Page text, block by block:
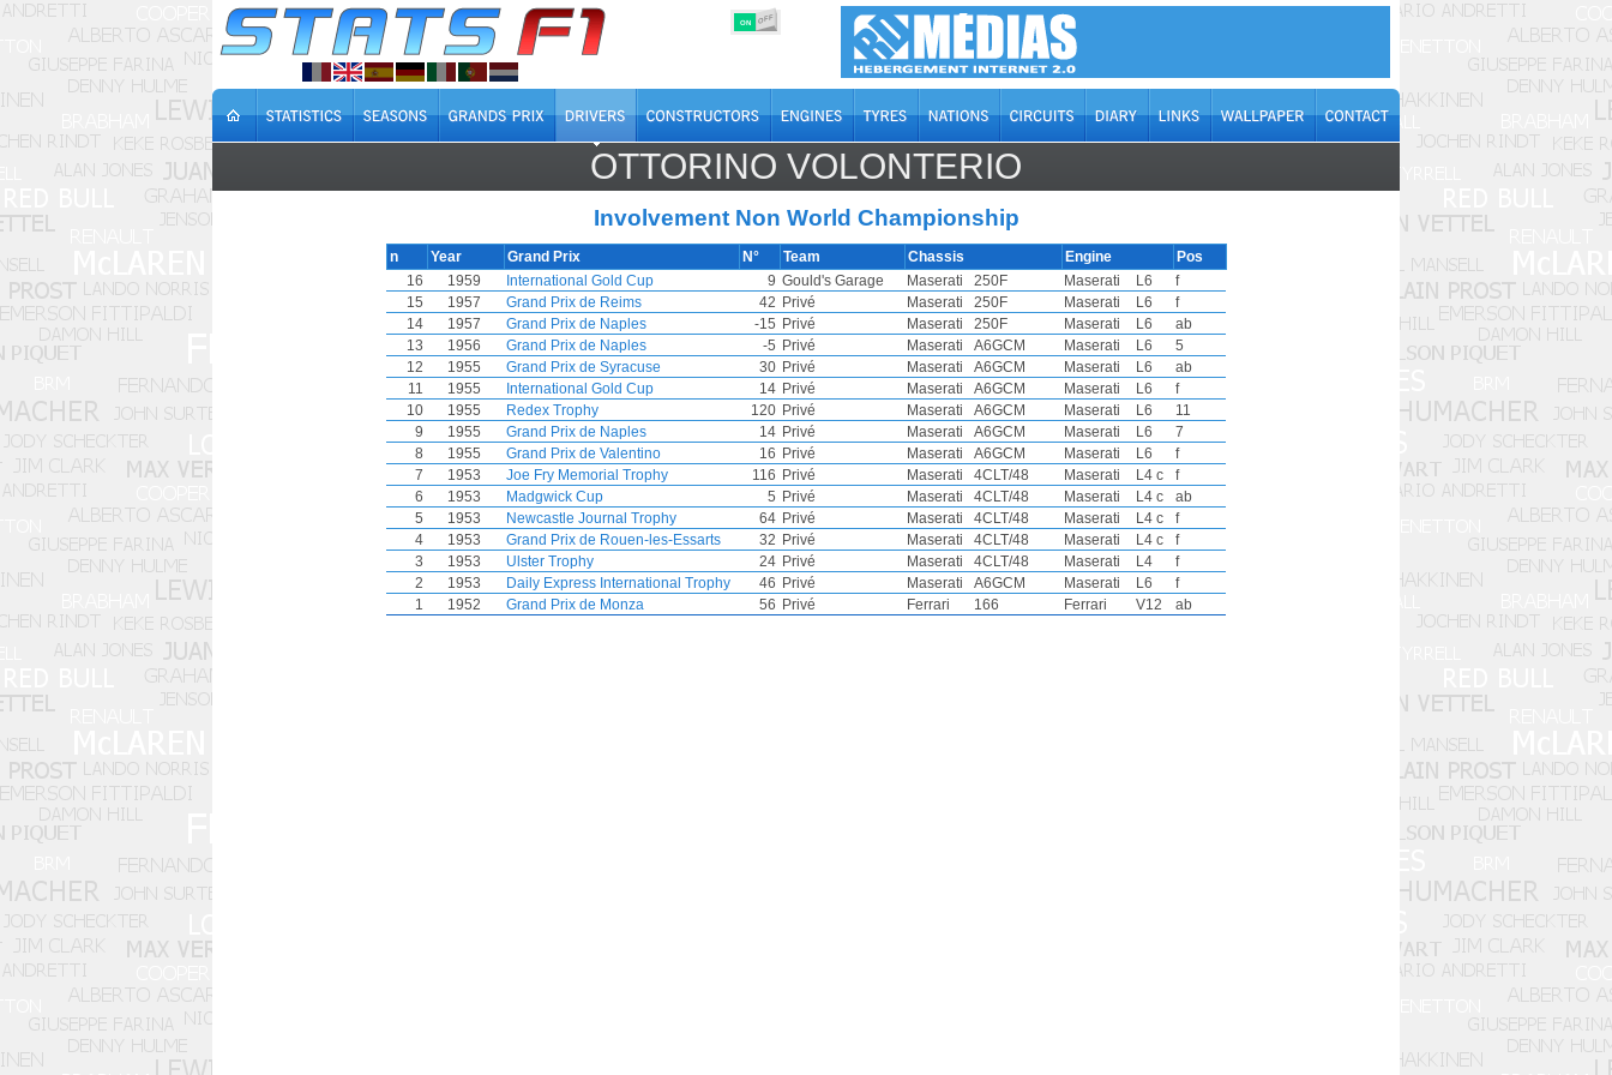
ON OFF
OTTORINO VOLONTERIO
Involvement Non World Championship
n Year Grand Prix N° Team Chassis Engine
Pos
16
1959 International Gold Cup 9 Gould's Garage Maserati 250F Maserati L6
f
15
1957 Grand Prix de Reims 42 Privé Maserati 250F Maserati L6
f
14
1957 Grand Prix de Naples -15 Privé Maserati 250F Maserati L6
ab
13
1956 Grand Prix de Naples -5 Privé Maserati A6GCM Maserati L6
5
12
1955 Grand Prix de Syracuse 30 Privé Maserati A6GCM Maserati L6
ab
11
1955 International Gold Cup 14 Privé Maserati A6GCM Maserati L6
f
10
1955 Redex Trophy 120 Privé Maserati A6GCM Maserati L6
11
9
1955 Grand Prix de Naples 14 Privé Maserati A6GCM Maserati L6
7
8
1955 Grand Prix de Valentino 16 Privé Maserati A6GCM Maserati L6
f
7
1953 Joe Fry Memorial Trophy 116 Privé Maserati 4CLT/48 Maserati L4 c
f
6
1953 Madgwick Cup 5 Privé Maserati 4CLT/48 Maserati L4 c
ab
5
1953 Newcastle Journal Trophy 64 Privé Maserati 4CLT/48 Maserati L4 c
f
4
1953 Grand Prix de Rouen-les-Essarts 32 Privé Maserati 4CLT/48 Maserati L4 c
f
3
1953 Ulster Trophy 24 Privé Maserati 4CLT/48 Maserati L4
f
2
1953 Daily Express International Trophy 46 Privé Maserati A6GCM Maserati L6
f
1
1952 Grand Prix de Monza 56 Privé Ferrari 166 Ferrari V12 ab